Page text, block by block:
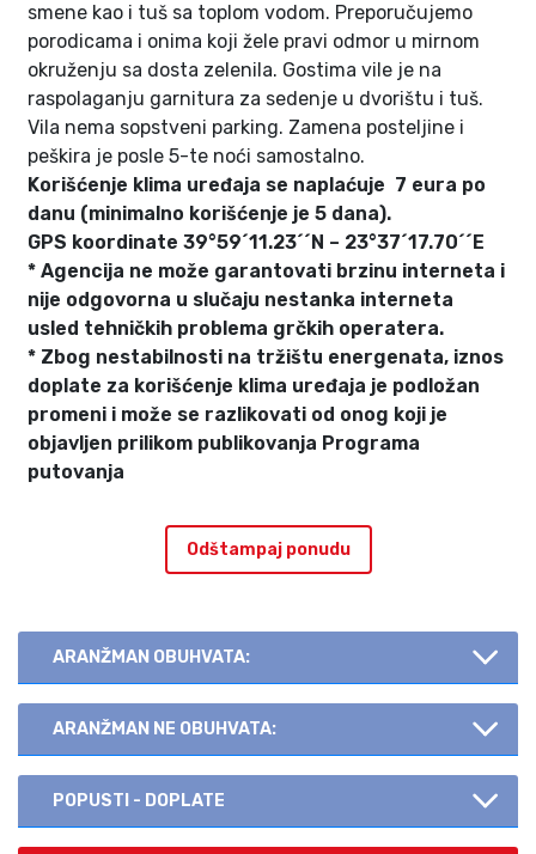
smene kao i tuš sa toplom vodom. Preporučujemo
porodicama i onima koji žele pravi odmor u mirnom
okruženju sa dosta zelenila. Gostima vile je na
raspolaganju garnitura za sedenje u dvorištu i tuš.
Vila nema sopstveni parking. Zamena posteljine i
peškira je posle 5-te noći samostalno.
Korišćenje klima uređaja se naplaćuje 7 eura po
danu (minimalno korišćenje je 5 dana).
GPS koordinate 39°59´11.23´´N – 23°37´17.70´´E
* Agencija ne može garantovati brzinu interneta i
nije odgovorna u slučaju nestanka interneta
usled tehničkih problema grčkih operatera.
* Zbog nestabilnosti na tržištu energenata, iznos
doplate za korišćenje klima uređaja je podložan
promeni i može se razlikovati od onog koji je
objavljen prilikom publikovanja Programa
putovanja
Odštampaj ponudu
ARANŽMAN OBUHVATA:
ARANŽMAN NE OBUHVATA:
POPUSTI - DOPLATE